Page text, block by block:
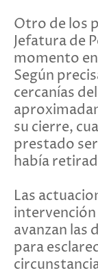
Otro de los
Jefatura de
momento
Según
cercanías
su cierre,
prestado
había
Las
intervención
avanzan las
para